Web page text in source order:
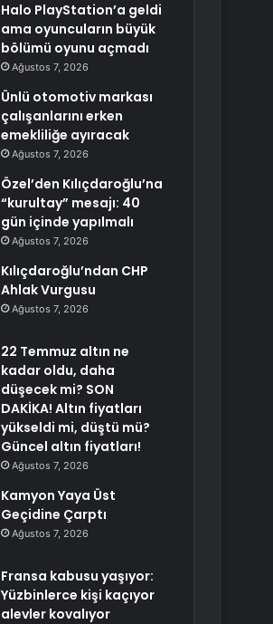
Halo PlayStation’a geldi
ama oyuncuların büyük
bölümü oyunu açmadı
Ağustos 7, 2026
Ünlü otomotiv markası
çalışanlarını erken
emekliliğe ayıracak
Ağustos 7, 2026
Özel’den Kılıçdaroğlu’na
“kurultay” mesajı: 40
gün içinde yapılmalı
Ağustos 7, 2026
Kılıçdaroğlu’ndan CHP
Ahlak Vurgusu
Ağustos 7, 2026
22 Temmuz altın ne
kadar oldu, daha
düşecek mi? SON
DAKİKA! Altın fiyatları
yükseldi mi, düştü mü?
Güncel altın fiyatları!
Ağustos 7, 2026
Kamyon Yaya Üst
Geçidine Çarptı
Ağustos 7, 2026
Fransa kabusu yaşıyor:
Yüzbinlerce kişi kaçıyor
alevler kovalıyor